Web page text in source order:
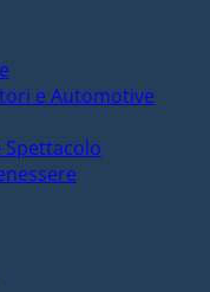
e Automotive
Spettacolo